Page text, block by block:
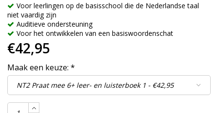
Voor leerlingen op de basisschool die de Nederlandse taal
niet vaardig zijn
Auditieve ondersteuning
Voor het ontwikkelen van een basiswoordenschat
€42,95
Maak een keuze: *